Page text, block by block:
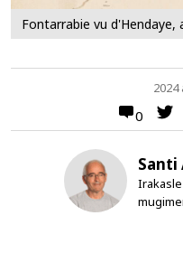
Fontarrabie vu
0
Santi